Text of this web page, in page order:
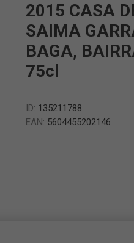
2015 CASA
SAIMA
BAGA,
75cl
ID: 135211788
EAN: 5604455202146